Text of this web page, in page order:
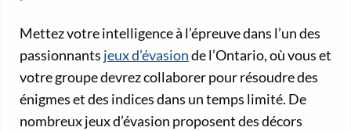
Mettez votre intelligence à l’épreuve dans l’un des
passionnants jeux d’évasionde l’Ontario, où vous et
votre groupe devrez collaborer pour résoudre des
énigmes et des indices dans un temps limité. De
nombreux jeux d’évasion proposent des décors